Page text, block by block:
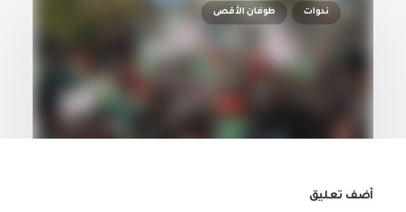
ندوات طوفان الأقصى
أضف تعليق